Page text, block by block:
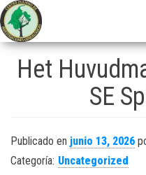
Genealógicas
Het
SE
Publicado en junio 13, 2026
Categoría: Uncategorized